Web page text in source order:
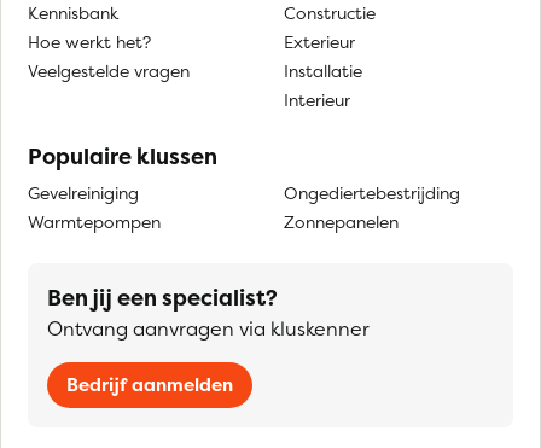
Kennisbank
Hoe werkt het?
Veelgestelde vragen
Constructie
Exterieur
Installatie
Interieur
Populaire klussen
Gevelreiniging
Warmtepompen
Ongediertebestrijding
Zonnepanelen
Ben jij een specialist?
Ontvang aanvragen via kluskenner
Bedrijf aanmelden